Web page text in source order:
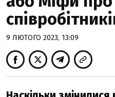
9 ЛЮТОГО 2023, 13:09